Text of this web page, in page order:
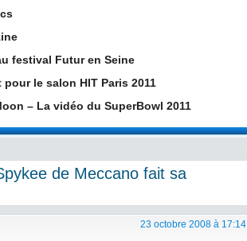
festival Futur en Seine
le salon HIT Paris 2011
– La vidéo du SuperBowl 2011
de Meccano fait sa
23 octobre 2008 à 17:14